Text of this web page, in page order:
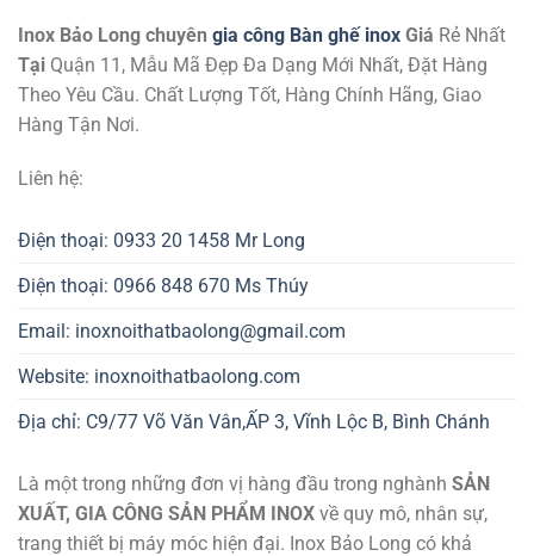
Inox Bảo Long chuyên gia công Bàn ghế inox Giá Rẻ Nhất
Tại Quận 11, Mẫu Mã Đẹp Đa Dạng Mới Nhất, Đặt Hàng
Theo Yêu Cầu. Chất Lượng Tốt, Hàng Chính Hãng, Giao
Hàng Tận Nơi.
Liên hệ:
Điện thoại: 0933 20 1458 Mr Long
Điện thoại: 0966 848 670 Ms Thúy
Email: inoxnoithatbaolong@gmail.com
Website: inoxnoithatbaolong.com
Địa chỉ: C9/77 Võ Văn Vân,ẤP 3, Vĩnh Lộc B, Bình Chánh
Là một trong những đơn vị hàng đầu trong nghành SẢN
XUẤT, GIA CÔNG SẢN PHẨM INOX về quy mô, nhân sự,
trang thiết bị máy móc hiện đại. Inox Bảo Long có khả